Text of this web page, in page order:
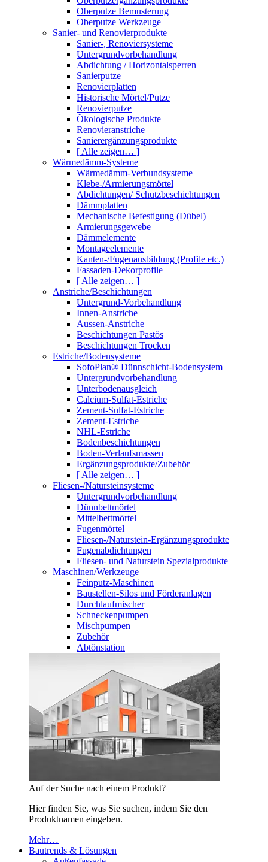
Oberputze Bemusterung
Oberputze Werkzeuge
Sanier- und Renovierprodukte
Sanier-, Renoviersysteme
Untergrundvorbehandlung
Abdichtung / Horizontalsperren
Sanierputze
Renovierplatten
Historische Mörtel/Putze
Renovierputze
Ökologische Produkte
Renovieranstriche
Sanierergänzungsprodukte
[ Alle zeigen… ]
Wärmedämm-Systeme
Wärmedämm-Verbundsysteme
Klebe-/Armierungsmörtel
Abdichtungen/ Schutzbeschichtungen
Dämmplatten
Mechanische Befestigung (Dübel)
Armierungsgewebe
Dämmelemente
Montageelemente
Kanten-/Fugenausbildung (Profile etc.)
Fassaden-Dekorprofile
[ Alle zeigen… ]
Anstriche/Beschichtungen
Untergrund-Vorbehandlung
Innen-Anstriche
Aussen-Anstriche
Beschichtungen Pastös
Beschichtungen Trocken
Estriche/Bodensysteme
SofoPlan® Dünnschicht-Bodensystem
Untergrundvorbehandlung
Unterbodenausgleich
Calcium-Sulfat-Estriche
Zement-Sulfat-Estriche
Zement-Estriche
NHL-Estriche
Bodenbeschichtungen
Boden-Verlaufsmassen
Ergänzungsprodukte/Zubehör
[ Alle zeigen… ]
Fliesen-/Natursteinsysteme
Untergrundvorbehandlung
Dünnbettmörtel
Mittelbettmörtel
Fugenmörtel
Fliesen-/Naturstein-Ergänzungsprodukte
Fugenabdichtungen
Fliesen- und Naturstein Spezialprodukte
Maschinen/Werkzeuge
Feinputz-Maschinen
Baustellen-Silos und Förderanlagen
Durchlaufmischer
Schneckenpumpen
Mischpumpen
Zubehör
Abtönstation
Auf der Suche nach einem Produkt?
Hier finden Sie, was Sie suchen, indem Sie den
Produktnamen eingeben.
Mehr…
Bautrends & Lösungen